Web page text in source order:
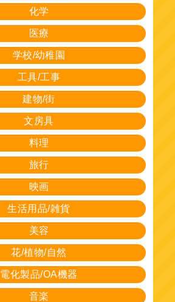
化学
医療
学校/幼稚園
工具/工事
建物/街
文房具
料理
旅行
映画
生活用品/雑貨
美容
花/植物/自然
電化製品/OA機器
音楽